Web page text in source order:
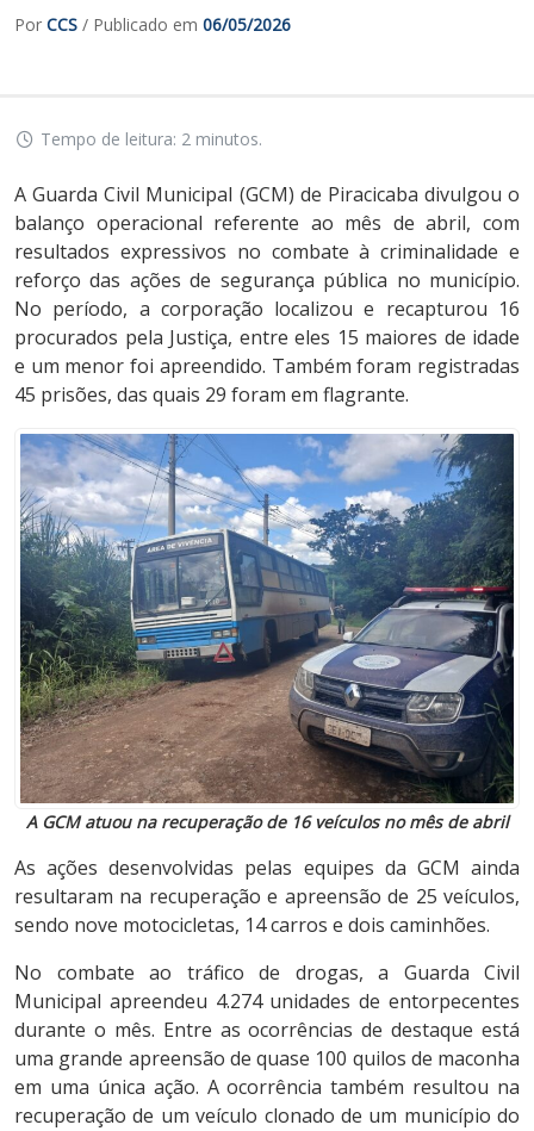
Por CCS / Publicado em 06/05/2026
Tempo de leitura: 2 minutos.
A Guarda Civil Municipal (GCM) de Piracicaba divulgou o
balanço operacional referente ao mês de abril, com
resultados expressivos no combate à criminalidade e
reforço das ações de segurança pública no município.
No período, a corporação localizou e recapturou 16
procurados pela Justiça, entre eles 15 maiores de idade
e um menor foi apreendido. Também foram registradas
45 prisões, das quais 29 foram em flagrante.
A GCM atuou na recuperação de 16 veículos no mês de abril
As ações desenvolvidas pelas equipes da GCM ainda
resultaram na recuperação e apreensão de 25 veículos,
sendo nove motocicletas, 14 carros e dois caminhões.
No combate ao tráfico de drogas, a Guarda Civil
Municipal apreendeu 4.274 unidades de entorpecentes
durante o mês. Entre as ocorrências de destaque está
uma grande apreensão de quase 100 quilos de maconha
em uma única ação. A ocorrência também resultou na
recuperação de um veículo clonado de um município do